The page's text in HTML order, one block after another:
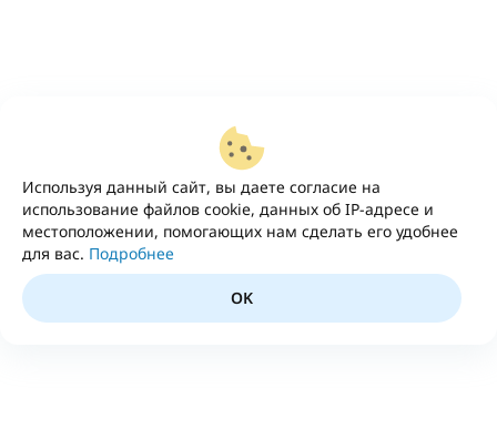
Используя данный сайт, вы даете согласие на
использование файлов cookie, данных об IP-адресе и
местоположении, помогающих нам сделать его удобнее
для вас. Подробнее
OK